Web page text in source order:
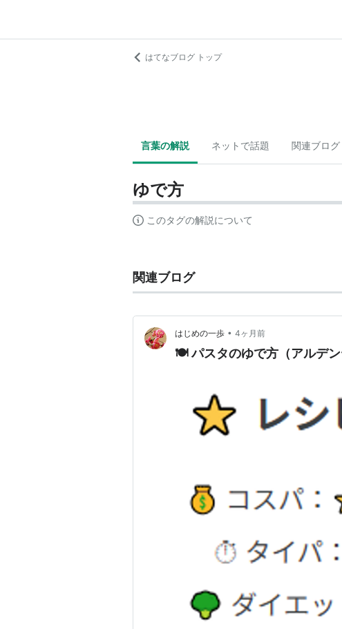
はてなブログ トップ
言葉の解説 ネットで話題 関連ブログ
ゆで方
このタグの解説について
関連ブログ
はじめの一歩 • 4ヶ月前
🍽️ パスタのゆで方（アルデン